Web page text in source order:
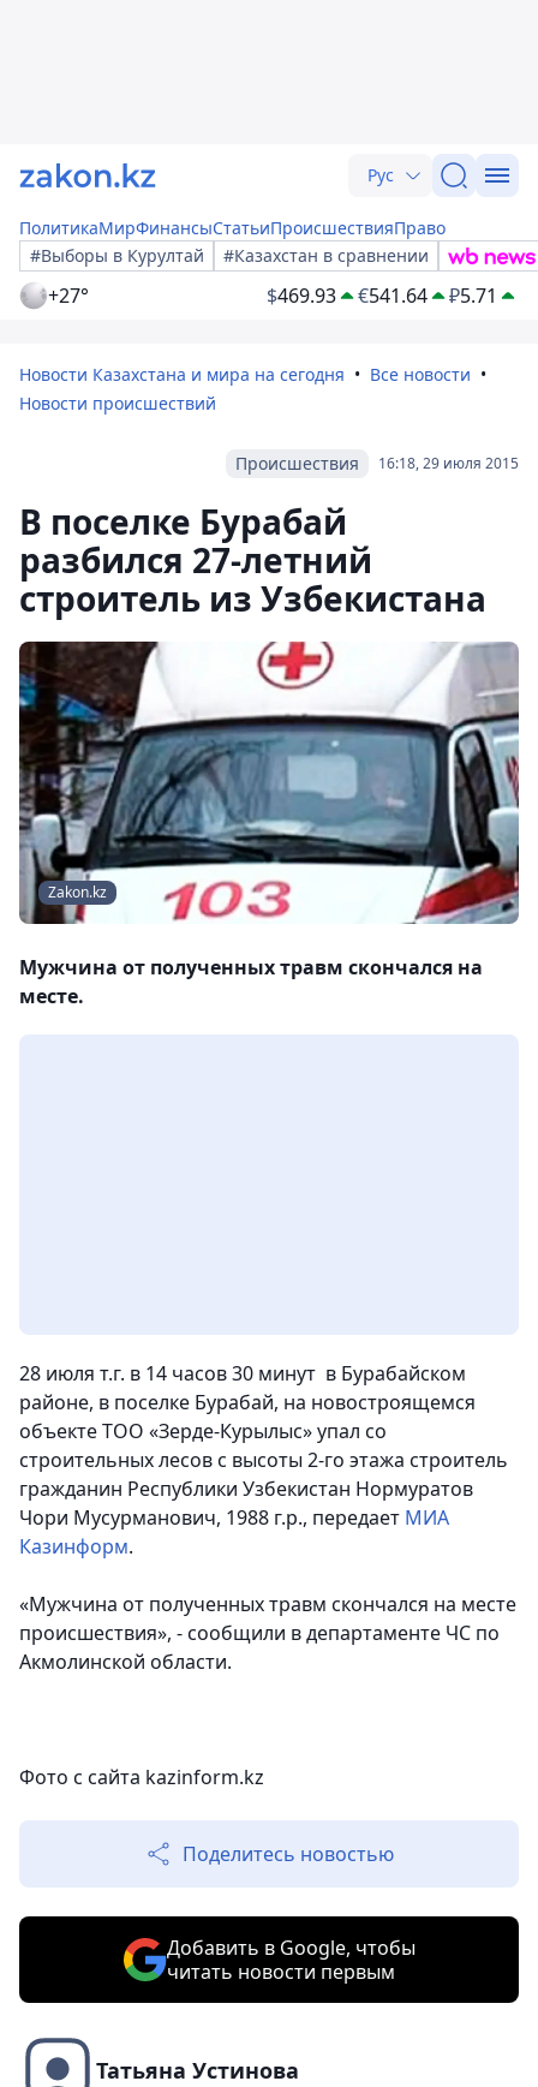
Рус
ПолитикаМирФинансыСтатьиПроисшествияПраво
#Выборы в Курултай
#Казахстан в сравнении
+27° $469.93 €541.64 ₽5.71
Новости Казахстана и мира на сегодня
Все новости
Новости происшествий
16:18, 29 июля 2015
Происшествия
В поселке Бурабай
разбился 27-летний
строитель из Узбекистана
Zakon.kz
Мужчина от полученных травм скончался на
месте.
28 июля т.г. в 14 часов 30 минут в Бурабайском
районе, в поселке Бурабай, на новостроящемся
объекте ТОО «Зерде-Курылыс» упал со
строительных лесов с высоты 2-го этажа строитель
гражданин Республики Узбекистан Нормуратов
Чори Мусурманович, 1988 г.р., передает МИА
Казинформ.
«Мужчина от полученных травм скончался на месте
происшествия», - сообщили в департаменте ЧС по
Акмолинской области.
Фото с сайта kazinform.kz
Поделитесь новостью
Добавить в Google, чтобы
читать новости первым
Татьяна Устинова